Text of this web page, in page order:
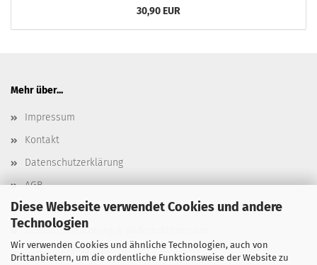
Diese Webseite verwendet Cookies und andere
Technologien
Wir verwenden Cookies und ähnliche Technologien, auch von
Drittanbietern, um die ordentliche Funktionsweise der Website zu
30,90 EUR
Mehr über...
Impressum
Kontakt
Datenschutzerklärung
AGB
Versand- & Zahlungsbedingungen, Versandkosten
Widerrufsbelehrung & Widerrufsformular
Batterieentsorgung